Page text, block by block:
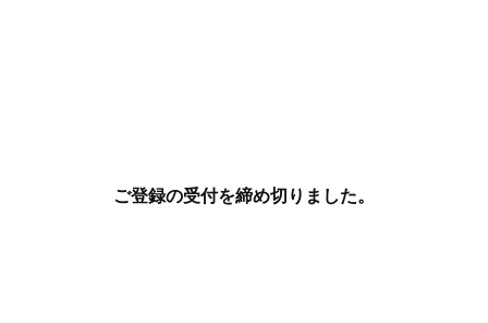
ご登録の受付を締め切りました。